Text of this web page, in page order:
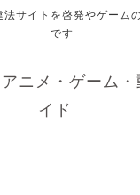
サイトを啓発やゲーム
です
ニメ・ゲーム
イド